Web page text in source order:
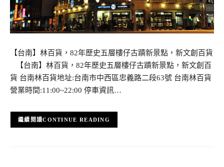
【台南】林百貨，82年歷史五層樓仔古蹟新景點，新文創百貨
【台南】林百貨，82年歷史五層樓仔古蹟新景點，新文創百
貨 台南林百貨地址:台南市中西區忠義路二段63號 台南林百貨
營業時間:11:00~22:00 停車資訊…
CONTINUE READING